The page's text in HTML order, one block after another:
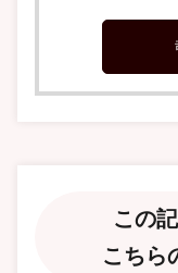
この
こちら